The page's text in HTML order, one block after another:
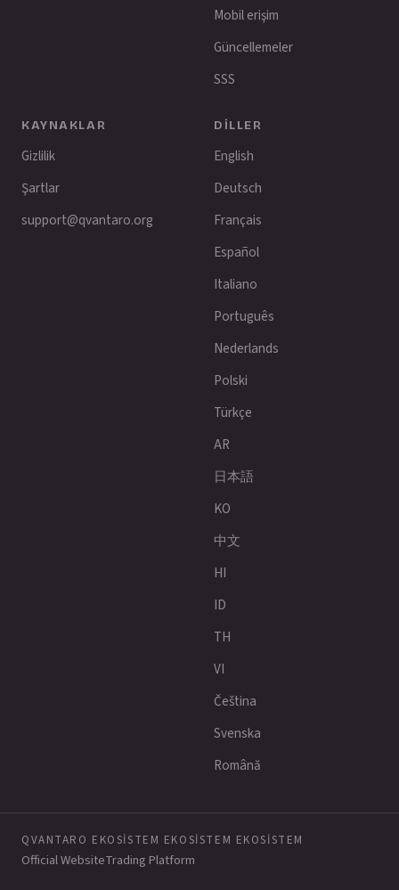
Mobil erişim
Güncellemeler
SSS
KAYNAKLAR
Gizlilik
Şartlar
support@qvantaro.org
DILLER
English
Deutsch
Français
Español
Italiano
Português
Nederlands
Polski
Türkçe
AR
日本語
KO
中文
HI
ID
TH
VI
Čeština
Svenska
Română
QVANTARO EKOSISTEM EKOSISTEM EKOSISTEM
Official WebsiteTrading Platform